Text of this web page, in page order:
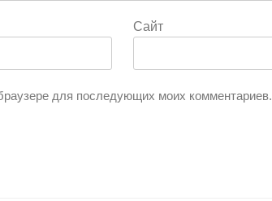
Сайт
для последующих моих комментариев.